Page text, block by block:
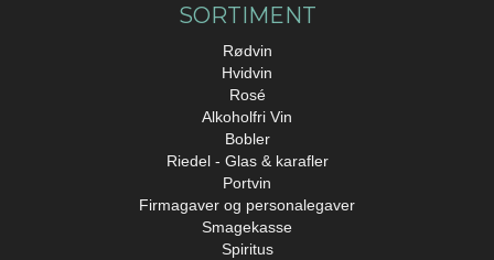
SORTIMENT
Rødvin
Hvidvin
Rosé
Alkoholfri Vin
Bobler
Riedel - Glas & karafler
Portvin
Firmagaver og personalegaver
Smagekasse
Spiritus